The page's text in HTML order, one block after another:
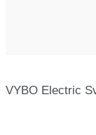
VYBO Electric